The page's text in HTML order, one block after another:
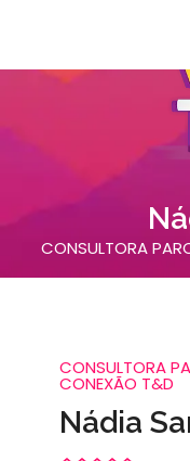
CONSULTORA
CONSULTORA
CONEXÃO T&D
Nádia